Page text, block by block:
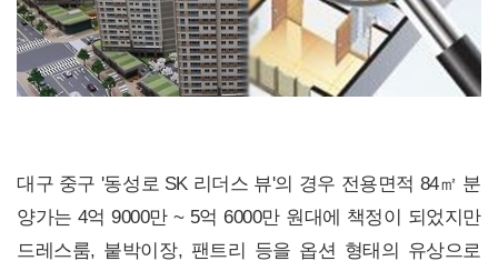
대구 중구 '동성로 SK 리더스 뷰'의 경우 전용면적 84㎡ 분
양가는 4억 9000만 ~ 5억 6000만 원대에 책정이 되었지만
드레스룸, 붙박이장, 팬트리 등을 옵션 형태의 유상으로